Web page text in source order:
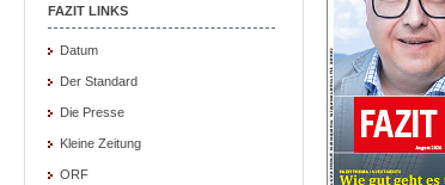
FAZIT LINKS
Datum
Der Standard
Die Presse
Kleine Zeitung
ORF